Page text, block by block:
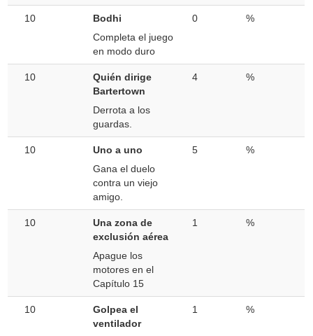
10
Bodhi
Completa el juego
en modo duro
0 %
10
Quién dirige
Bartertown
Derrota a los
guardas.
4 %
10
Uno a uno
Gana el duelo
contra un viejo
amigo.
5 %
10
Una zona de
exclusión aérea
Apague los
motores en el
Capítulo 15
1 %
10
Golpea el
ventilador
1 %